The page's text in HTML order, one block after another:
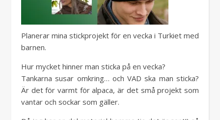
Planerar mina stickprojekt för en vecka i Turkiet med
barnen.
Hur mycket hinner man sticka på en vecka?
Tankarna susar omkring… och VAD ska man sticka?
Är det för varmt för alpaca, är det små projekt som
vantar och sockar som gäller.